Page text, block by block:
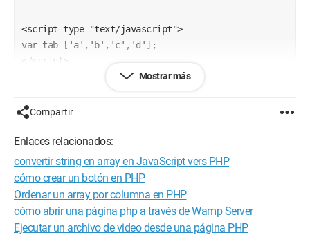
<script type="text/javascript">
var tab=['a','b','c','d'];
</script>
<script type="text/javascript">
type: "POST",
data: { tab : tab},
success: function() {
alert("Éxito");
}
});
</script>
Mostrar más
Compartir
Enlaces relacionados:
convertir string en array en JavaScript vers PHP
cómo crear un botón en PHP
Ordenar un array por columna en PHP
cómo abrir una página php a través de Wamp Server
Ejecutar un archivo de video desde una página PHP